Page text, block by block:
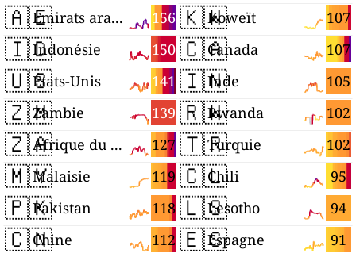
🇦🇪 156
Émirats arabes unis
🇮🇩 150
Indonésie
🇺🇸 141
États-Unis
🇿🇲 139
Zambie
🇿🇦 127
Afrique du Sud
🇲🇾 119
Malaisie
🇵🇰 118
Pakistan
🇨🇳 112
Chine
🇰🇼 107
Koweït
🇨🇦 107
Canada
🇮🇳 105
Inde
🇷🇼 102
Rwanda
🇹🇷 102
Turquie
🇨🇱 95
Chili
🇱🇸 94
Lesotho
🇪🇸 91
Espagne